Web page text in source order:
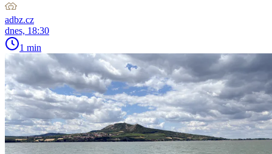
adbz.cz
dnes, 18:30
1 min